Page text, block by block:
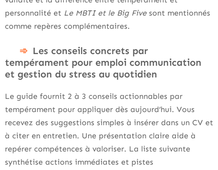
personnalité et Le MBTI et le Big Fivesont mentionnés
comme repères complémentaires.
Les conseils concrets par
tempérament pour emploi communication
et gestion du stress au quotidien
Le guide fournit 2 à 3 conseils actionnables par
tempérament pour appliquer dès aujourd’hui. Vous
recevez des suggestions simples à insérer dans un CV et
à citer en entretien. Une présentation claire aide à
repérer compétences à valoriser. La liste suivante
synthétise actions immédiates et pistes